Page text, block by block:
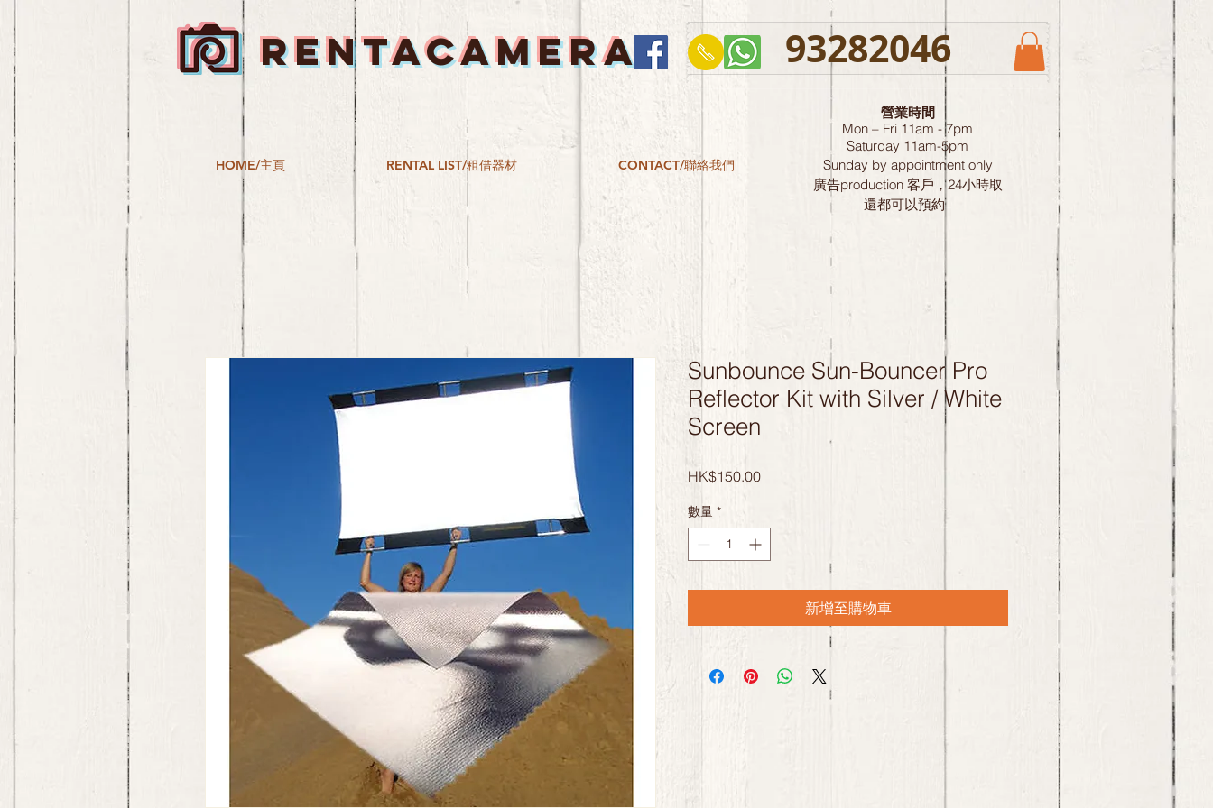
RENTACAMERA 93282046
HOME/主頁 RENTAL LIST/租借器材 CONTACT/聯絡我們
營業時間
Mon – Fri 11am - 7pm
Saturday 11am-5pm
Sunday by appointment only
廣告production 客戶，24小時取
還都可以預約
Sunbounce Sun-Bouncer Pro
Reflector Kit with Silver / White
Screen
HK$150.00價
數量 *
新增至購物車